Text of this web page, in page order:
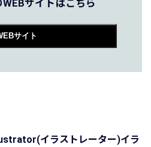
サイトはこちら
サイト
イラストレーター)イラ